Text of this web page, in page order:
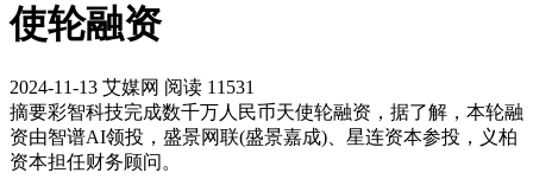
使轮融资
2024-11-13 艾媒网 阅读 11531
摘要彩智科技完成数千万人民币天使轮融资，据了解，本轮融
资由智谱AI领投，盛景网联(盛景嘉成)、星连资本参投，义柏
资本担任财务顾问。